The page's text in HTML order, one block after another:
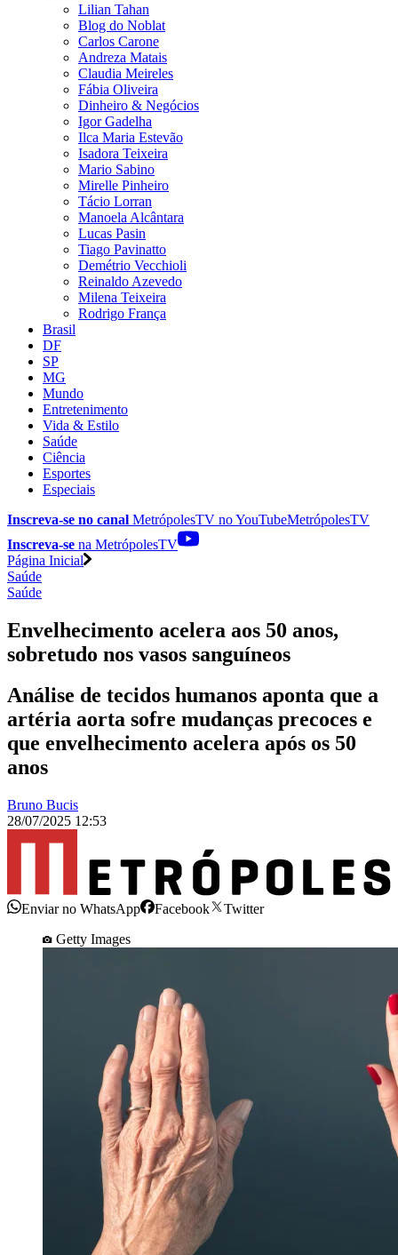
Lilian Tahan
Blog do Noblat
Carlos Carone
Andreza Matais
Claudia Meireles
Fábia Oliveira
Dinheiro & Negócios
Igor Gadelha
Ilca Maria Estevão
Isadora Teixeira
Mario Sabino
Mirelle Pinheiro
Tácio Lorran
Manoela Alcântara
Lucas Pasin
Tiago Pavinatto
Demétrio Vecchioli
Reinaldo Azevedo
Milena Teixeira
Rodrigo França
Brasil
DF
SP
MG
Mundo
Entretenimento
Vida & Estilo
Saúde
Ciência
Esportes
Especiais
Inscreva-se no canal MetrópolesTV noYouTubeMetrópolesTV
Inscreva-se na MetrópolesTV
Página Inicial
Saúde
Saúde
Envelhecimento acelera aos 50 anos,
sobretudo nos vasos sanguíneos
Análise de tecidos humanos aponta que a
artéria aorta sofre mudanças precoces e
que envelhecimento acelera após os 50
anos
Bruno Bucis
28/07/2025 12:53
Enviar no WhatsApp Facebook
Twitter
Getty Images